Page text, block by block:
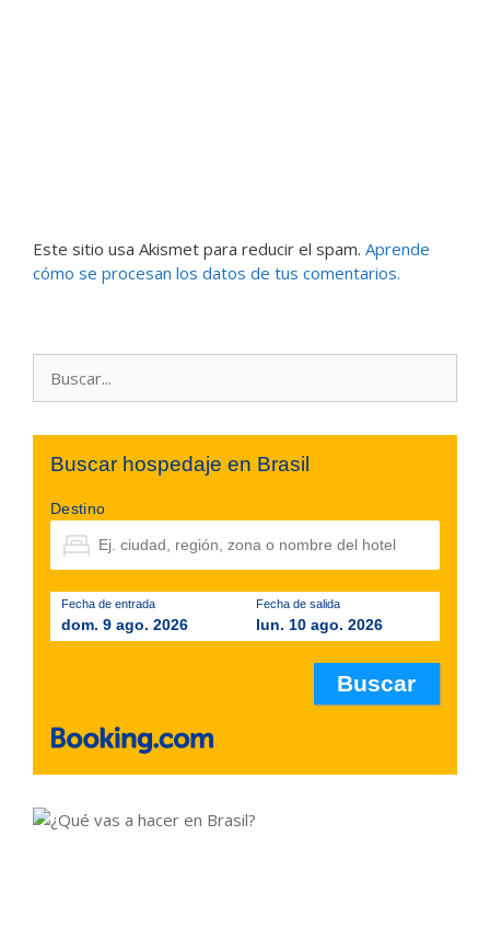
Este sitio usa Akismet para reducir el spam. Aprende
cómo se procesan los datos de tus comentarios.
Buscar hospedaje en Brasil
Destino
Fecha de entrada
dom. 9 ago. 2026
Fecha de salida
lun. 10 ago. 2026